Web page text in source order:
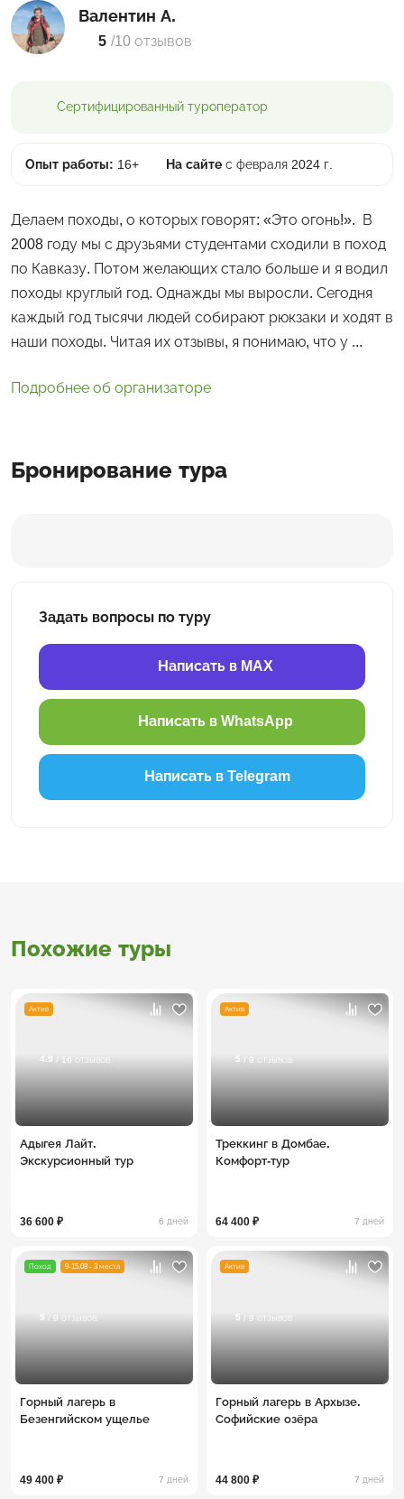
Валентин А.
5 /10 отзывов
Сертифицированный туроператор
Опыт работы: 16+ На сайте с февраля 2024 г.
Делаем походы, о которых говорят: «Это огонь!». В
2008 году мы с друзьями студентами сходили в поход
по Кавказу. Потом желающих стало больше и я водил
походы круглый год. Однажды мы выросли. Сегодня
каждый год тысячи людей собирают рюкзаки и ходят в
наши походы. Читая их отзывы, я понимаю, что у ...
Подробнее об организаторе
Бронирование тура
Задать вопросы по туру
Написать в MAX
Написать в WhatsApp
Написать в Telegram
Похожие туры
Актив
4.9 / 16 отзывов
Адыгея Лайт.
Экскурсионный тур
36 600 ₽ 6 дней
Актив
5 / 9 отзывов
Треккинг в Домбае.
Комфорт-тур
64 400 ₽ 7 дней
Поход 9-15.08 - 3 места
5 / 9 отзывов
Горный лагерь в
Безенгийском ущелье
49 400 ₽ 7 дней
Актив
5 / 9 отзывов
Горный лагерь в Архызе.
Софийские озёра
44 800 ₽ 7 дней